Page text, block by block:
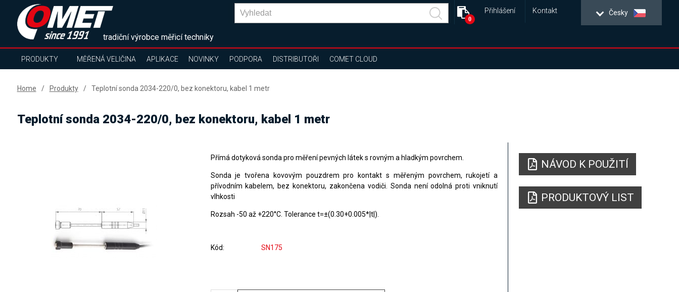
tradiční výrobce měřicí techniky
Česky
Přihlášení Kontakt
0
PRODUKTY MĚŘENÁ VELIČINA APLIKACE NOVINKY PODPORA DISTRIBUTOŘI COMET CLOUD
Home Produkty Teplotní sonda 2034-220/0, bez konektoru, kabel 1 metr
Teplotní sonda 2034-220/0, bez konektoru, kabel 1 metr
Přímá dotyková sonda pro měření pevných látek s rovným a hladkým povrchem.
Sonda je tvořena kovovým pouzdrem pro kontakt s měřeným povrchem, rukojetí a
přívodním kabelem, bez konektoru, zakončena vodiči. Sonda není odolná proti vniknutí
vlhkosti
Rozsah -50 až +220°C. Tolerance t=±(0.30+0.005*|t|).
Kód SN175
NÁVOD K POUŽITÍ
PRODUKTOVÝ LIST